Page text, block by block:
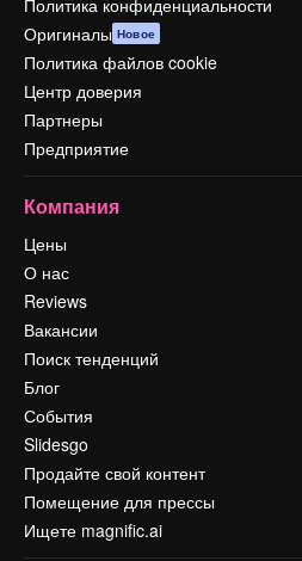
Политика конфиденциальности
Оригиналы Новое
Политика файлов cookie
Центр доверия
Партнеры
Предприятие
Компания
Цены
О нас
Reviews
Вакансии
Поиск тенденций
Блог
События
Slidesgo
Продайте свой контент
Помещение для прессы
Ищете magnific.ai